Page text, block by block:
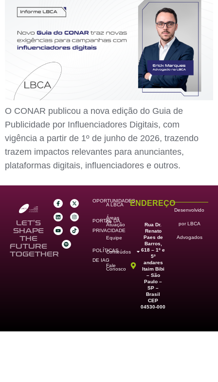
O CONAR publicou a nova edição do Guia de
Publicidade por Influenciadores Digitais, com
vigência a partir de 1º de junho de 2026, trazendo
trazem impactos relevantes para anunciantes,
plataformas digitais, influenciadores e outros.
LET’S
SHAPE
THE
FUTURE
TOGETHER
OPORTUNIDADES
PORTAL DA
PRIVACIDADE
POLÍTICAS
DE IAG
A LBCA
Áreas
de
Atuação
Equipe
Conteúdos
Fale
Conosco
ENDEREÇO
Rua Dr.
Renato
Paes de
Barros,
618 – 1º e
5º
andares
Itaim Bibi
– São
Paulo –
SP –
Brasil
CEP
04530-000
Desenvolvido
por LBCA
Advogados